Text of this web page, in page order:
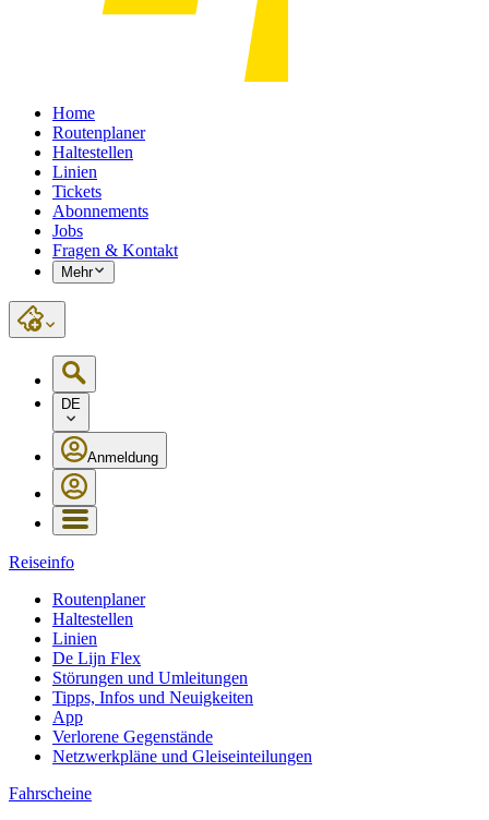
Home
Routenplaner
Haltestellen
Linien
Tickets
Abonnements
Jobs
Fragen & Kontakt
Mehr
DE
Anmeldung
Reiseinfo
Routenplaner
Haltestellen
Linien
De Lijn Flex
Störungen und Umleitungen
Tipps, Infos und Neuigkeiten
App
Verlorene Gegenstände
Netzwerkpläne und Gleiseinteilungen
Fahrscheine